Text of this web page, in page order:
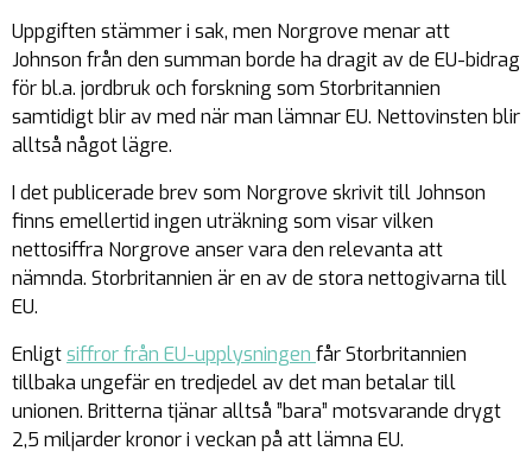
Uppgiften stämmer i sak, men Norgrove menar att
Johnson från den summan borde ha dragit av de EU-bidrag
för bl.a. jordbruk och forskning som Storbritannien
samtidigt blir av med när man lämnar EU. Nettovinsten blir
alltså något lägre.
I det publicerade brev som Norgrove skrivit till Johnson
finns emellertid ingen uträkning som visar vilken
nettosiffra Norgrove anser vara den relevanta att
nämnda. Storbritannien är en av de stora nettogivarna till
EU.
Enligtsiffror från EU-upplysningen får Storbritannien
tillbaka ungefär en tredjedel av det man betalar till
unionen. Britterna tjänar alltså ”bara” motsvarande drygt
2,5 miljarder kronor i veckan på att lämna EU.